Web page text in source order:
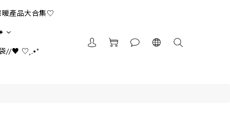
產品大合集♡
袋//♥ ♡¸.•*